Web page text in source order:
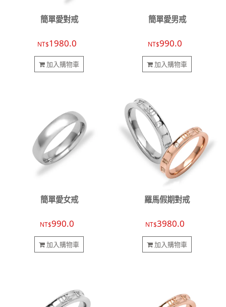
簡單愛對戒
NT$1980.0
加入購物車
簡單愛男戒
NT$990.0
加入購物車
簡單愛女戒
NT$990.0
加入購物車
羅馬假期對戒
NT$3980.0
加入購物車